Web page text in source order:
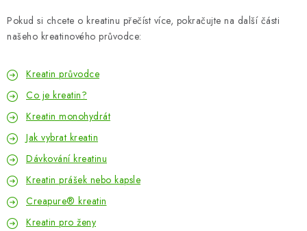
Pokud si chcete o kreatinu přečíst více, pokračujte na další části
našeho kreatinového průvodce:
Kreatin průvodce
Co je kreatin?
Kreatin monohydrát
Jak vybrat kreatin
Dávkování kreatinu
Kreatin prášek nebo kapsle
Creapure® kreatin
Kreatin pro ženy